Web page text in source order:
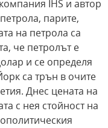
IHS и автор
парите,
на петрола са
че петролът е
и се определя
са трън в очите
Днес цената на
с нея стойност на